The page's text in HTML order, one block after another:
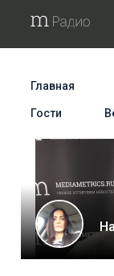
Главная
Гости